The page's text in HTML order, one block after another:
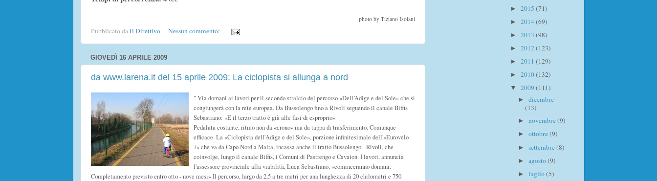
photo by Tiziano Isolani
Pubblicato daIl Direttivo Nessun commento:
GIOVEDÌ 16 APRILE 2009
da www.larena.it del 15 aprile 2009: La ciclopista si allunga a nord
" Via domani ai lavori per il secondo stralcio del percorso «Dell’Adige e del Sole» che si
congiungerà con la rete europea. Da Bussolengo fino a Rivoli seguendo il canale Biffis
Sebastiano: «E il terzo tratto è già alle fasi di esproprio»
Pedalata costante, ritmo non da «crono» ma da tappa di trasferimento. Comunque
efficace. La «Ciclopista dell'Adige e del Sole», porzione infinitesimale dell'«Eurovelo
7» che va da Capo Nord a Malta, incassa anche il tratto Bussolengo - Rivoli, che
coinvolge, lungo il canale Biffis, i Comuni di Pastrengo e Cavaion. I lavori, annuncia
l'assessore provinciale alla viabilità, Luca Sebastiano, «cominceranno domani.
Completamento previsto entro otto - nove mesi».Il percorso, largo da 2,5 a tre metri per una lunghezza di 20 chilometri e 750
► 2015 (71)
► 2014(69)
► 2013 (98)
► 2012 (123)
► 2011 (129)
► 2010(132)
▼ 2009 (111)
► dicembre
(13)
► novembre(9)
► ottobre(9)
► settembre(8)
► agosto(9)
► luglio(5)